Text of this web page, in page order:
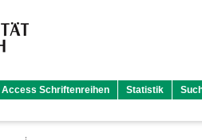
Access Schriftenreihen Statistik